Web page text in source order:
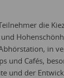
die
in
und Cafés,
und der